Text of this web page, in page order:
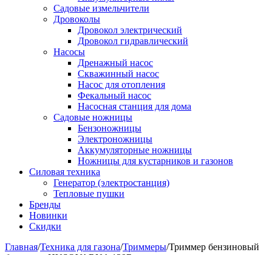
Садовые измельчители
Дровоколы
Дровокол электрический
Дровокол гидравлический
Насосы
Дренажный насос
Скважинный насос
Насос для отопления
Фекальный насос
Насосная станция для дома
Садовые ножницы
Бензоножницы
Электроножницы
Аккумуляторные ножницы
Ножницы для кустарников и газонов
Силовая техника
Генератор (электростанция)
Тепловые пушки
Бренды
Новинки
Скидки
Главная/Техника для газона/Триммеры/Триммер бензиновый